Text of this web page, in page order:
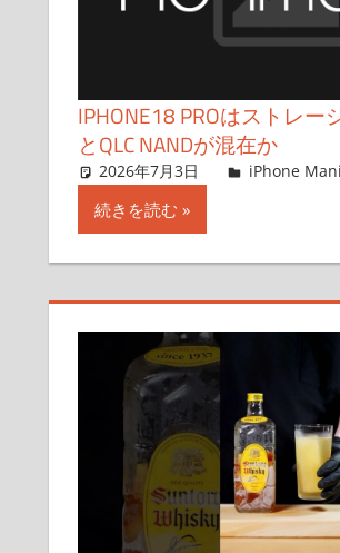
IPHONE18 PROはストレー
とQLC NANDが混在か
2026年7月3日 FT729
iPhone
続きを読む